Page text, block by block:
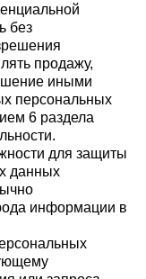
без
продажу,
иными
персональных
6 раздела
для защиты
данных
информации в